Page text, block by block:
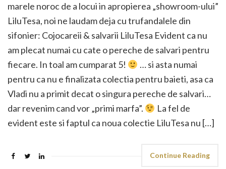
marele noroc de a locui in apropierea „showroom-ului”
LiluTesa, noi ne laudam deja cu trufandalele din
sifonier: Cojocareii & salvarii LiluTesa Evident ca nu
am plecat numai cu cate o pereche de salvari pentru
fiecare. In toal am cumparat 5!
… si asta numai
pentru ca nu e finalizata colectia pentru baieti, asa ca
Vladi nu a primit decat o singura pereche de salvari…
dar revenim cand vor „primi marfa”.
La fel de
evident este si faptul ca noua colectie LiluTesa nu […]
Continue Reading